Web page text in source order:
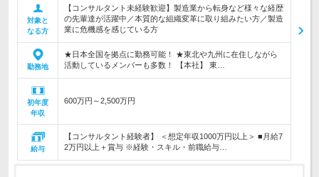
対象と
なる方
【コンサルタント未経験歓迎】製造業から転身など様々な経歴
の先輩達が活躍中／本質的な組織変革に取り組みたい方／製造
業に危機感を感じている方
勤務地
★日本全国を拠点に勤務可能！ ★東北や九州に在住しながら
活動しているメンバーも多数！ 【本社】 東…
初年度
年収
600万円～2,500万円
給与
【コンサルタント経験者】 ＜想定年収1000万円以上＞ ■月給7
2万円以上＋賞与 ※経験・スキル・前職給与…